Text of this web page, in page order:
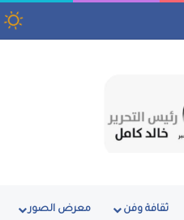
ثقافة وفن معرض الصور